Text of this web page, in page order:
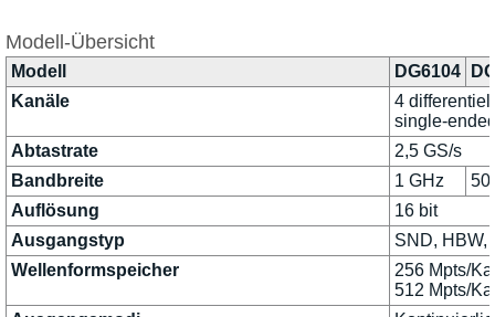
Modell-Übersicht
Modell DG6104
Kanäle
4
single-
Abtastrate
2,5 GS/s
Bandbreite
1 GHz
Auflösung
16 bit
Ausgangstyp
SND, HBW,
Wellenformspeicher
256 Mpts/
512 Mpts/